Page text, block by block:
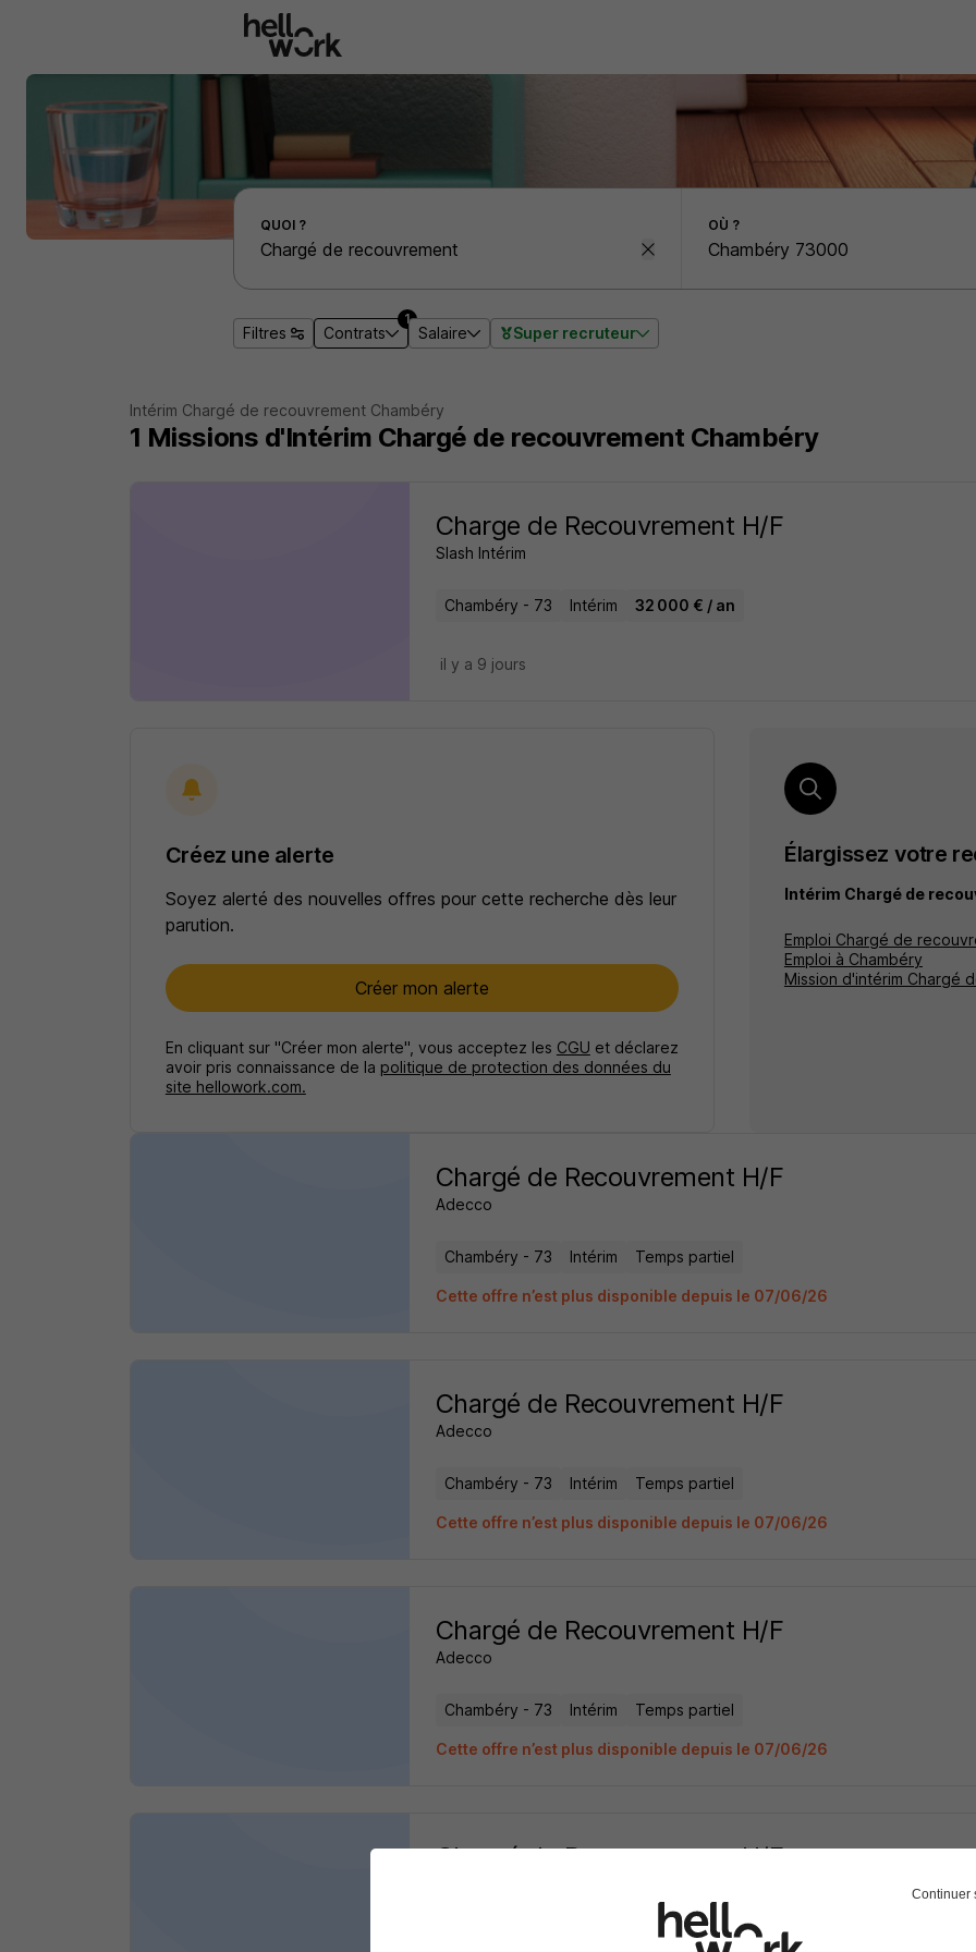
Effectuer une recherche d'emploi par localité
QUOI ? OÙ ?
Filtres Contrats
1
Salaire Super recruteur
Intérim Chargé de recouvrement Chambéry
1 Missions d'Intérim Chargé de recouvrement Chambéry
Charge de Recouvrement H/F
Slash Intérim
Chambéry - 73 Intérim 32 000 € / an
il y a 9 jours
Créez une alerte
Soyez alerté des nouvelles offres pour cette recherche dès leur
parution.
Créer mon alerte
En cliquant sur "Créer mon alerte", vous acceptez les CGU et déclarez
avoir pris connaissance de la politique de protection des données du
site hellowork.com.
Élargissez votre
Intérim Chargé de
Emploi Chargé de
Emploi à Chambéry
Mission d'intérim Chargé
Chargé de Recouvrement H/F
Adecco
Chambéry - 73 Intérim Temps partiel
Cette offre n’est plus disponible depuis le 07/06/26
Chargé de Recouvrement H/F
Adecco
Chambéry - 73 Intérim Temps partiel
Cette offre n’est plus disponible depuis le 07/06/26
Chargé de Recouvrement H/F
Adecco
Chambéry - 73 Intérim Temps partiel
Cette offre n’est plus disponible depuis le 07/06/26
Chargé de Recouvrement H/F
Temps partiel
Continuer